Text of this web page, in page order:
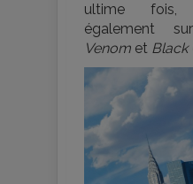
ultime fois,
également
Venom et Black